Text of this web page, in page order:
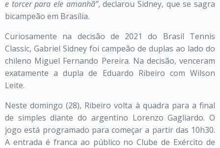
e torcer para ele amanhã”, declarou Sidney, que se sagra
bicampeão em Brasília.
Curiosamente na decisão de 2021 do Brasil Tennis
Classic, Gabriel Sidney foi campeão de duplas ao lado do
chileno Miguel Fernando Pereira. Na decisão, venceram
exatamente a dupla de Eduardo Ribeiro com Wilson
Leite.
Neste domingo (28), Ribeiro volta à quadra para a final
de simples diante do argentino Lorenzo Gagliardo. O
jogo está programado para começar a partir das 10h30.
A entrada é franca ao público no Clube de Exército de